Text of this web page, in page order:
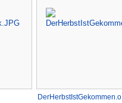
DerHerbstIstGekommen.o